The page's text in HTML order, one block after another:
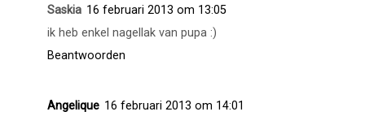
Saskia 16 februari 2013 om 13:05
ik heb enkel nagellak van pupa :)
Beantwoorden
Angelique 16 februari 2013 om 14:01